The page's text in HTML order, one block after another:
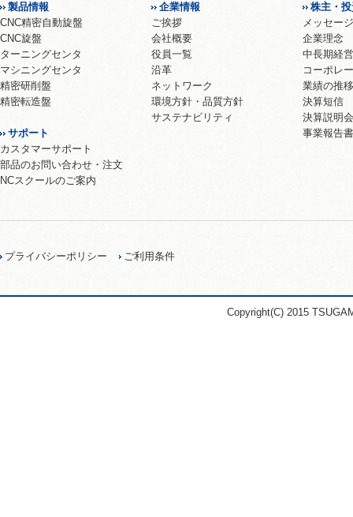
製品情報
CNC精密自動旋盤
CNC旋盤
ターニングセンタ
マシニングセンタ
精密研削盤
精密転造盤
サポート
カスタマーサポート
部品のお問い合わせ・注文
NCスクールのご案内
企業情報
ご挨拶
会社概要
役員一覧
沿革
ネットワーク
環境方針・品質方針
サステナビリティ
株主・
メッセージ
企業理念
中長期経
コーポレ
業績の推移
決算短信
決算説明会
事業報告書
プライバシーポリシー ご利用条件
Copyright(C) 2015